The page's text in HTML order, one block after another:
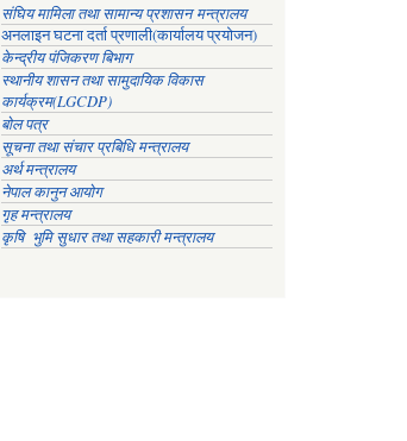
संघिय मामिला तथा सामान्य प्रशासन मन्त्रालय
अनलाइन घटना दर्ता प्रणाली(कार्यालय प्रयोजन)
केन्द्रीय पंजिकरण बिभाग
स्थानीय शासन तथा सामुदायिक विकास
कार्यक्रम(LGCDP)
बोल पत्र
सूचना तथा संचार प्रबिधि मन्त्रालय
अर्थ मन्त्रालय
नेपाल कानुन आयोग
गृह मन्त्रालय
कृषि भुमि सुधार तथा सहकारी मन्त्रालय